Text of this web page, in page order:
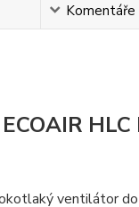
Komentáře
HLC
ventilátor